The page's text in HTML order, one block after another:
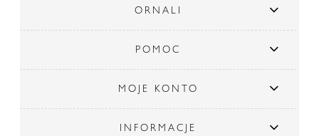
ORNALI
POMOC
MOJE KONTO
INFORMACJE